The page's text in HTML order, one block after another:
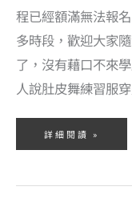
程已經額滿無法報
多時段，歡迎大家
了，沒有藉口不來
人說肚皮舞練習服
詳細閱讀 »